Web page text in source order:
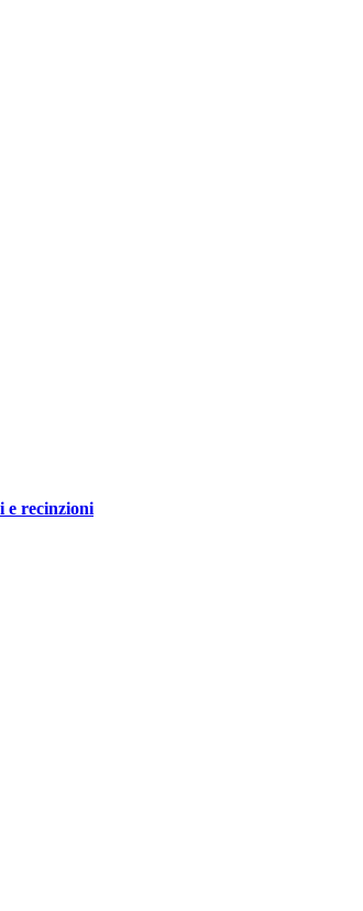
e recinzioni